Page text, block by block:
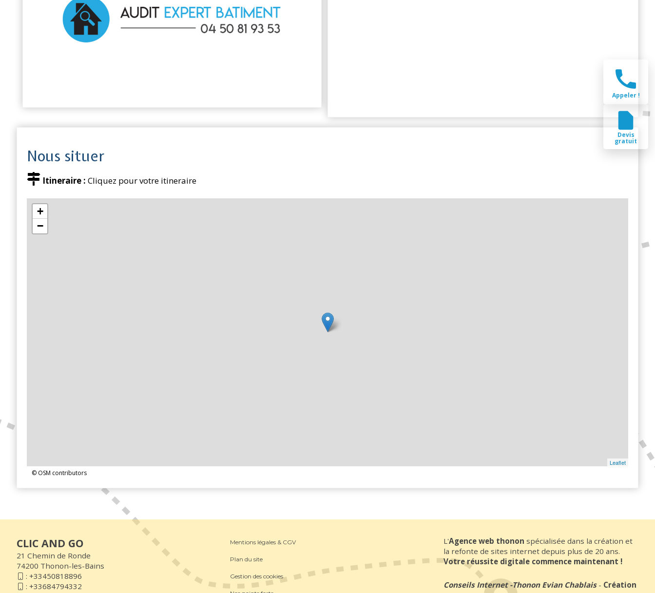
Nous situer
Itineraire : Cliquez pour votre itineraire
+
−
Leaflet
© OSM contributors
CLIC AND GO
21 Chemin de Ronde
74200 Thonon-les-Bains
: +33450818896
: +33684794332
Mentions légales & CGV
Plan du site
Gestion des cookies
L'Agence web thonon spécialisée dans la création et
la refonte de sites internet depuis plus de 20 ans.
Votre réussite digitale commence maintenant !
Conseils Internet-Thonon Evian Chablais- Création
Appeler !
Devis
gratuit